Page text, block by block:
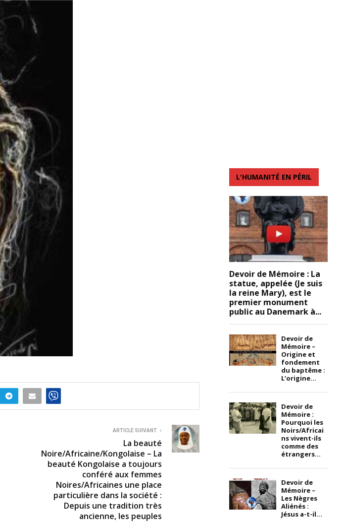
ARTICLE SUIVANT
La beauté
Noire/Africaine/Kongolaise – La
beauté Kongolaise a toujours
conféré aux femmes
Noires/Africaines une place
particulière dans la société :
Depuis une tradition très
ancienne, les peuples
L'HUMANITÉ EN PÉRIL
Devoir de Mémoire : La
statue, appelée (Je suis
la reine Mary), est le
premier monument
public au Danemark à...
Devoir de
Mémoire –
Origine et
fondement
du baptême :
L’origine...
Devoir de
Mémoire :
Pourquoi les
Noirs/Africai
ns vivent-ils
comme des
étrangers...
Devoir de
Mémoire –
Les Nègres
Aliénés :
Jésus a-t-il...